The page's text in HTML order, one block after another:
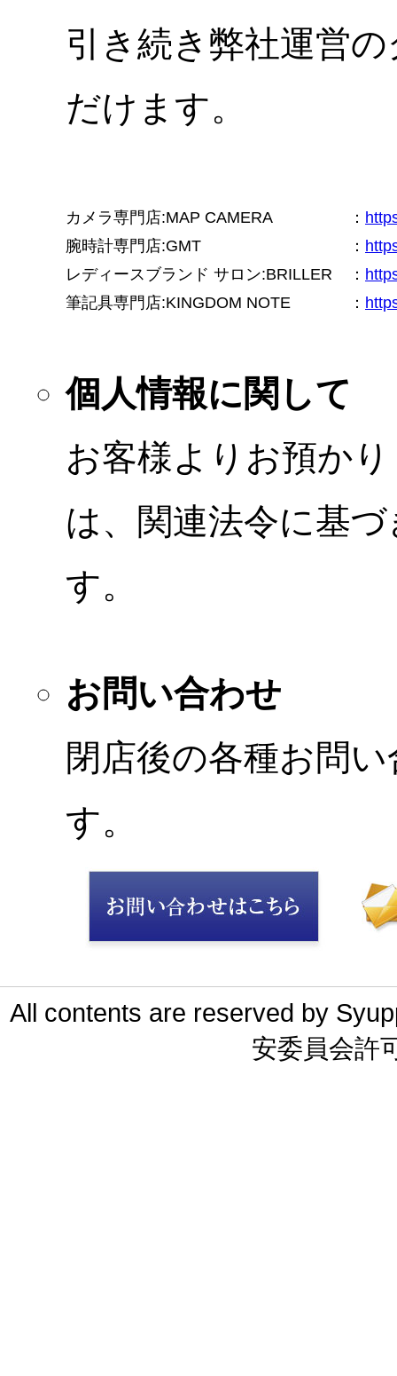
引き続き弊社運営
だけます。
カメラ専門店:MAP CAMERA ：
腕時計専門店:GMT
：
レディースブランド サロン:BRILLER
：
筆記具専門店:KINGDOM NOTE
：
個人情報に関して
お客様よりお預か
は、関連法令に基
す。
お問い合わせ
閉店後の各種お問
す。
All contents are reserved by
安委員会許